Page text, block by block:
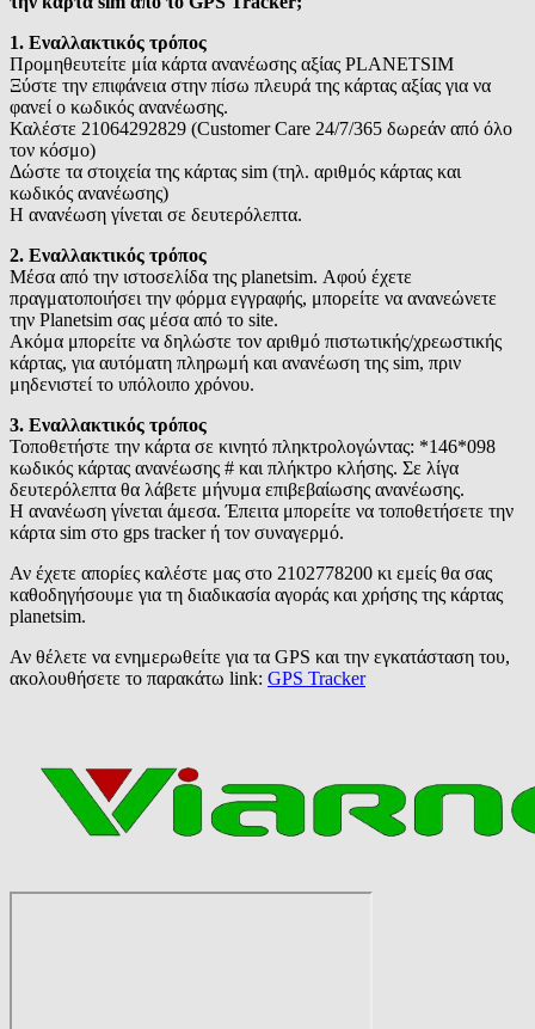
1. Εναλλακτικός τρόπος
Προμηθευτείτε μία κάρτα ανανέωσης αξίας PLANETSIM
Ξύστε την επιφάνεια στην πίσω πλευρά της κάρτας αξίας για να
φανεί ο κωδικός ανανέωσης.
Καλέστε 21064292829 (Customer Care 24/7/365 δωρεάν από όλο
τον κόσμο)
Δώστε τα στοιχεία της κάρτας sim (τηλ. αριθμός κάρτας και
κωδικός ανανέωσης)
Η ανανέωση γίνεται σε δευτερόλεπτα.
2. Εναλλακτικός τρόπος
Μέσα από την ιστοσελίδα της planetsim. Αφού έχετε
πραγματοποιήσει την φόρμα εγγραφής, μπορείτε να ανανεώνετε
την Planetsim σας μέσα από το site.
Ακόμα μπορείτε να δηλώστε τον αριθμό πιστωτικής/χρεωστικής
κάρτας, για αυτόματη πληρωμή και ανανέωση της sim, πριν
μηδενιστεί το υπόλοιπο χρόνου.
3. Εναλλακτικός τρόπος
Τοποθετήστε την κάρτα σε κινητό πληκτρολογώντας: *146*098
κωδικός κάρτας ανανέωσης # και πλήκτρο κλήσης. Σε λίγα
δευτερόλεπτα θα λάβετε μήνυμα επιβεβαίωσης ανανέωσης.
Η ανανέωση γίνεται άμεσα. Έπειτα μπορείτε να τοποθετήσετε την
κάρτα sim στο gps tracker ή τον συναγερμό.
Αν έχετε απορίες καλέστε μας στο 2102778200 κι εμείς θα σας
καθοδηγήσουμε για τη διαδικασία αγοράς και χρήσης της κάρτας
planetsim.
Αν θέλετε να ενημερωθείτε για τα GPS και την εγκατάσταση του,
ακολουθήσετε το παρακάτω link: GPS Tracker